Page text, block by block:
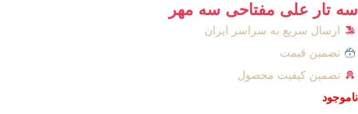
سه تار علی مفتاحی سه مهر
ارسال سریع به سراسر ایران
تضمین قیمت
تضمین کیفیت محصول
ناموجود